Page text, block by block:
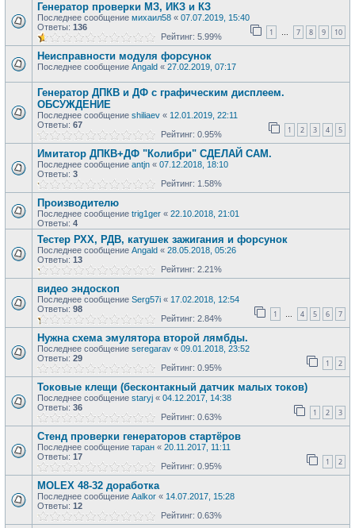
Генератор проверки МЗ, ИКЗ и КЗ
Последнее сообщение михаил58 « 07.07.2019, 15:40
Ответы: 136 1 … 7 8 9 10
Рейтинг: 5.99%
Неисправности модуля форсунок
Последнее сообщение Angald « 27.02.2019, 07:17
Генератор ДПКВ и ДФ с графическим дисплеем.
ОБСУЖДЕНИЕ
Последнее сообщение shiliaev « 12.01.2019, 22:11
Ответы: 67 1 2 3 4 5
Рейтинг: 0.95%
Имитатор ДПКВ+ДФ "Колибри" СДЕЛАЙ САМ.
Последнее сообщение antjn « 07.12.2018, 18:10
Ответы: 3
Рейтинг: 1.58%
Производителю
Последнее сообщение trig1ger « 22.10.2018, 21:01
Ответы: 4
Тестер РХХ, РДВ, катушек зажигания и форсунок
Последнее сообщение Angald « 28.05.2018, 05:26
Ответы: 13
Рейтинг: 2.21%
видео эндоскоп
Последнее сообщение Serg57i « 17.02.2018, 12:54
Ответы: 98 1 … 4 5 6 7
Рейтинг: 2.84%
Нужна схема эмулятора второй лямбды.
Последнее сообщение seregarav « 09.01.2018, 23:52
Ответы: 29 1 2
Рейтинг: 0.95%
Токовые клещи (бесконтакный датчик малых токов)
Последнее сообщение staryj « 04.12.2017, 14:38
Ответы: 36 1 2 3
Рейтинг: 0.63%
Стенд проверки генераторов стартёров
Последнее сообщение таран « 20.11.2017, 11:11
Ответы: 17 1 2
Рейтинг: 0.95%
MOLEX 48-32 доработка
Последнее сообщение Aalkor « 14.07.2017, 15:28
Ответы: 12
Рейтинг: 0.63%